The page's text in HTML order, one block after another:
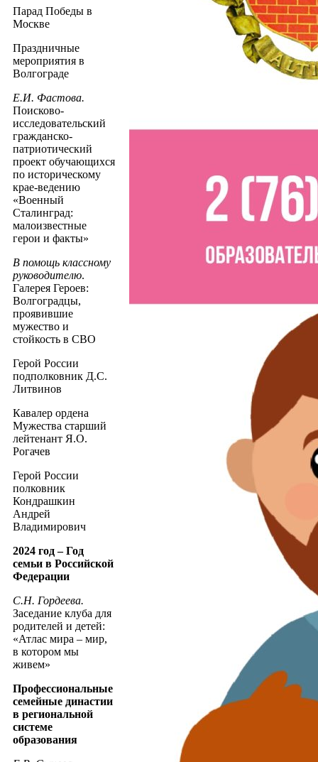
Парад Победы в
Москве
Праздничные
мероприятия в
Волгограде
Е.И. Фастова.
Поисково-
исследовательский
гражданско-
патриотический
проект обучающихся
по историческому
крае-ведению
«Военный
Сталинград:
малоизвестные
герои и факты»
В помощь классному
руководителю.
Галерея Героев:
Волгоградцы,
проявившие
мужество и
стойкость в СВО
Герой России
подполковник Д.С.
Литвинов
Кавалер ордена
Мужества старший
лейтенант Я.О.
Рогачев
Герой России
полковник
Кондрашкин
Андрей
Владимирович
2024 год – Год
семьи в Российской
Федерации
С.Н. Гордеева.
Заседание клуба для
родителей и детей:
«Атлас мира – мир,
в котором мы
живем»
Профессиональные
семейные династии
в региональной
системе
образования